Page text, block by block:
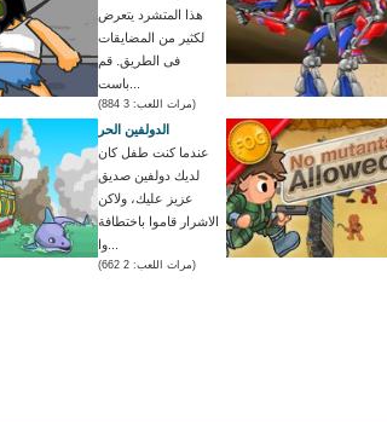
هذا المتشرد يتعرض
لكثير من المضايقات
فى الطريق. قم
(مرات اللعب: 3 884)
الدولفين الحر
عندما كنت طفل كان
لديك دولفين صديق
عزيز عليك، ولاكن
الاشرار قاموا باختطافة
(مرات اللعب: 2 662)